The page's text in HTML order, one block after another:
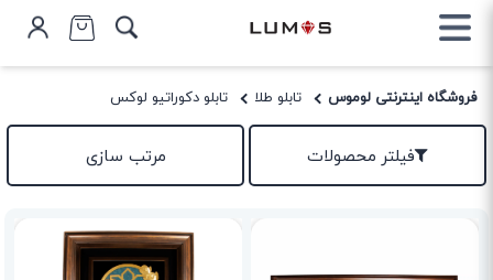
فروشگاه اینترنتی لوموس تابلو طلا تابلو دکوراتیو لوکس
فیلتر محصولات مرتب سازی